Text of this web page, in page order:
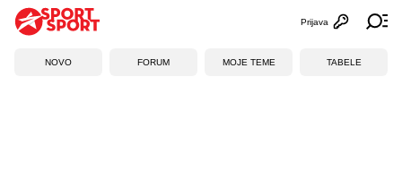
Otvori
Prijava
NOVO FORUM MOJE TEME TABELE